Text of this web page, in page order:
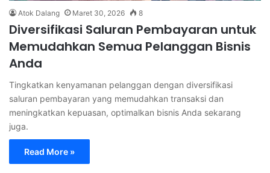
Atok Dalang Maret 30, 2026 8
Diversifikasi Saluran Pembayaran untuk
Memudahkan Semua Pelanggan Bisnis
Anda
Tingkatkan kenyamanan pelanggan dengan diversifikasi
saluran pembayaran yang memudahkan transaksi dan
meningkatkan kepuasan, optimalkan bisnis Anda sekarang
juga.
Read More »